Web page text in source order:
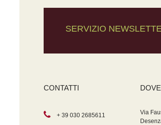
SERVIZIO
CONTATTI
+ 39 030 2685611
Via